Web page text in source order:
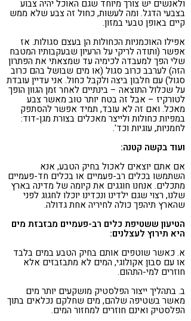
ולאנשים יש צורך מיוחד שגם האוכל יהיה צבוע
בצבעי הדגל. ומה לעשות, כחול זה צבע שלא ממש
קיים באופן טבעי במזון.
אפילו האוכמניות הכחולות הן בעצם סגולות. אז
אפשר (ותודה לריקי על הרעיון שבעקבותיו המטבח
שלי הפך למעבדה לכימיה עד שמצאתי את הפתרון
הזה) לערבב כרוב סגול (או מים שבושל בהם כרוב
סגול) עם חלבון ביצה ולקבל כחול. אני עדיין עובדת
על שכלול התוצאה – בינתיים לאחר זמן הגוון הופך
לטורקיז – אבל זה בטח יותר טוב מאשר צבע
מאכל. ואם זה לא עובד, תמיד אפשר להסתפק
במפיות כחולות ולייצר מאכלים בצורת מגן-דוד:
לחמניות, עוגיות וכד'.
ועוד בקשה קטנה:
אם אתם יוצאים לאכול בחיק הטבע, אנא
השתמשו בכלים רב-פעמיים או בכלים חד-פעמיים
מתכלים. אנחנו חוגגים את קיומה של מדינה בארץ
שלנו, רצוי שגם ילדינו ונכדינו יוכלו לחגוג לפני
שהארץ תיהפך כולה לחיריה אחת גדולה.
הטיעון ששטיפת כלים רב-פעמיים מבזבזת מים
היא תירוץ לעצלנים:
א. כאשר שוטפים אותם בחיק הטבע במים בלבד
או עם סבון אקולוגי, המים לא מתבזבזים אלא
חוזרים למי-התהום.
ב. בתהליך ייצור הפלסטיק מושקעים יותר מים
מאשר בשטיפה שלהם, מים שחלקם נכלאים בתוך
הפלסטיק ואינם חוזרים למחזור המים.